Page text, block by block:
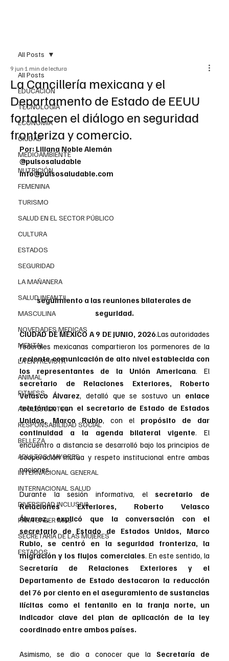
All Posts
EDUCACIÓN
TECNOLOGÍA
ECONOMÍA
CIUDAD
MEDIOAMBIENTE
NUTRICIÓN
FEMENINA
TURISMO
SALUD EN EL SECTOR PÚBLICO
CULTURA
ESTADOS
SEGURIDAD
LA MAÑANERA
SALUD INFANTIL
MASCULINA
NOVEDADES MEDICAS
MENTAL
LA ENTREVISTA
ANIMAL
FITNESS
ADOLESCENTES
RESPONSABILIDAD SOCIAL
BELLEZA
ADULTOS MAYORES
INTERNACIONAL GENERAL
INTERNACIONAL SALUD
DIVERSIDAD INCLUSIVA
PARA SABER MAS
SECRETARIA DE LAS MUJERES
ESTADOS
All Posts
La Cancillería mexicana y el
Departamento de Estado de EEUU
fortalecen el diálogo en seguridad
fronteriza y comercio.
9 jun 1 min de lectura
Por: Liliana Noble Alemán
@pulsosaludable
info@pulsosaludable.com
seguimiento a las reuniones bilaterales de
seguridad.
CIUDAD DE MÉXICO A 9 DE JUNIO, 2026.Las autoridades
reciente comunicación de alto nivel establecida con
los representantes de la Unión Americana
secretario de Relaciones Exteriores, Roberto
Velasco Álvarez, detalló que se sostuvo un enlace
telefónico con el secretario de Estado de Estados
Unidos, Marco Rubio, con el propósito de dar
continuidad a la agenda bilateral vigente. El
encuentro a distancia se desarrolló bajo los principios de
cooperación mutua y respeto institucional entre ambas
naciones.
Durante la sesión informativa, el secretario de
Relaciones Exteriores, Roberto Velasco
Álvarez, explicó que la conversación con el
secretario de Estado de Estados Unidos, Marco
Rubio, se centró en la seguridad fronteriza, la
migración y los flujos comerciales. En este sentido, la
Secretaría de Relaciones Exteriores y el
Departamento de Estado destacaron la reducción
del 76 por ciento en el aseguramiento de sustancias
ilícitas como el fentanilo en la franja norte, un
indicador clave del plan de aplicación de la ley
coordinado entre ambos países.
Asimismo, se dio a conocer que la Secretaría de